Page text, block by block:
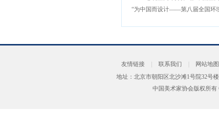
友情链接 联系我们
网站地图
地址：北京市朝阳区北沙滩1号院32号
中国美术家协会版权所有